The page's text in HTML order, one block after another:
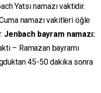
Yatsı namazı vaktidir.
namazı vakitleri öğle
Jenbach bayram namazı:
– Ramazan bayramı
45-50 dakika sonra